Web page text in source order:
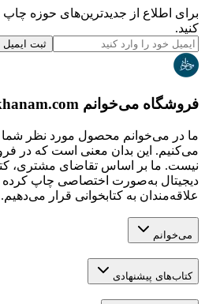
برای اطلاع از جدیدترین‌های حوزه چاپ
کنید.
ثبت ایمیل
فروشگاه می‌خوانم mikhanam.com
ما در می‌خوانم محصول مورد نظر شما
می‌کنیم. این بدان معنی است که در
نیست. ما بر اساس تقاضای مشتری،
دیجیتال به‌صورت اختصاصی چاپ کرده و
علاقه‌مندان به کتابخوانی قرار می‌دهیم.
می‌خوانم
کتاب‌های پیشنهادی